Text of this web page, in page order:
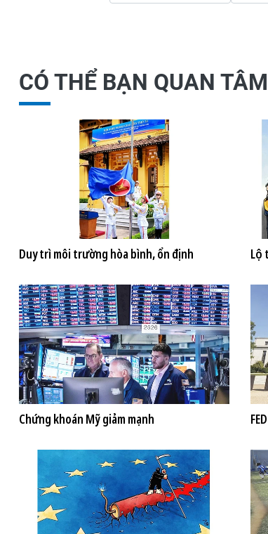
CÓ THỂ BẠN QUAN TÂM
Duy trì môi trường hòa bình, ổn định Lộ
Chứng khoán Mỹ giảm mạnh